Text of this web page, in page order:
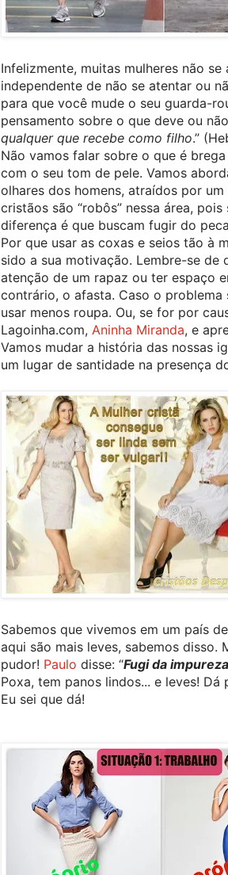
Infelizmente, muitas mulheres não
independente de não se atentar ou
para que você mude o seu guarda-
pensamento sobre o que deve ou
qualquer que recebe como filho.”
Não vamos falar sobre o que é
com o seu tom de pele. Vamos
olhares dos homens, atraídos por
cristãos são “robôs” nessa área,
diferença é que buscam fugir do
Por que usar as coxas e seios tão à
sido a sua motivação. Lembre-se de
atenção de um rapaz ou ter espaço
contrário, o afasta. Caso o
usar menos roupa. Ou, se for por
Lagoinha.com, Aninha Miranda, e
Vamos mudar a história das nossas
um lugar de santidade na presença
Sabemos que vivemos em um país
aqui são mais leves, sabemos disso.
pudor! Paulo disse: “Fugi da impureza
Poxa, tem panos lindos... e leves! Dá
Eu sei que dá!